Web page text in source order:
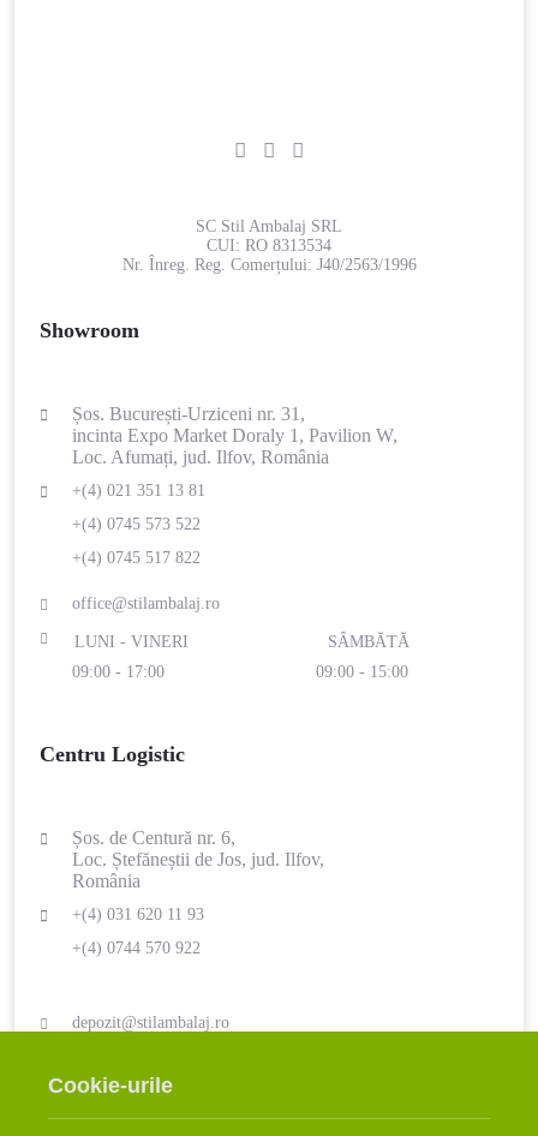
SC Stil Ambalaj SRL
CUI: RO 8313534
Nr. Înreg. Reg. Comerțului: J40/2563/1996
Showroom
Șos. București-Urziceni nr. 31,
incinta Expo Market Doraly 1, Pavilion W,
Loc. Afumați, jud. Ilfov, România
+(4) 021 351 13 81
+(4) 0745 573 522
+(4) 0745 517 822
office@stilambalaj.ro
LUNI - VINERI
09:00 - 17:00
SÂMBĂTĂ
09:00 - 15:00
Centru Logistic
Șos. de Centură nr. 6,
Loc. Ștefăneștii de Jos, jud. Ilfov,
România
+(4) 031 620 11 93
+(4) 0744 570 922
depozit@stilambalaj.ro
09:00 - 17:00
Cookie-urile